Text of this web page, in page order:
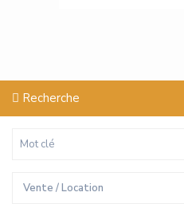
Recherche
Vente / Location